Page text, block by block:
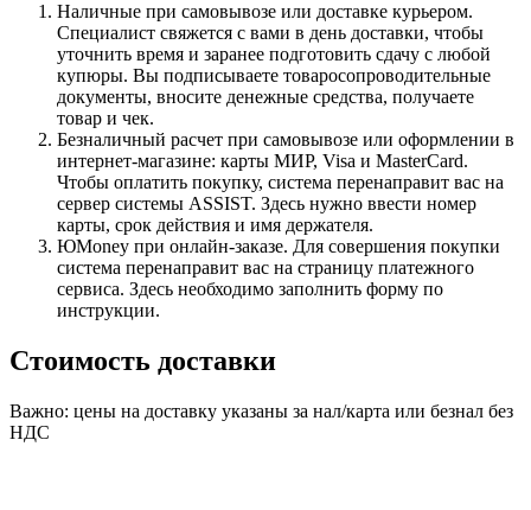
Наличные при самовывозе или доставке курьером.
Специалист свяжется с вами в день доставки, чтобы
уточнить время и заранее подготовить сдачу с любой
купюры. Вы подписываете товаросопроводительные
документы, вносите денежные средства, получаете
товар и чек.
Безналичный расчет при самовывозе или оформлении в
интернет-магазине: карты МИР, Visa и MasterCard.
Чтобы оплатить покупку, система перенаправит вас на
сервер системы ASSIST. Здесь нужно ввести номер
карты, срок действия и имя держателя.
ЮMoney при онлайн-заказе. Для совершения покупки
система перенаправит вас на страницу платежного
сервиса. Здесь необходимо заполнить форму по
инструкции.
Стоимость доставки
Важно: цены на доставку указаны за нал/карта или безнал без
НДС